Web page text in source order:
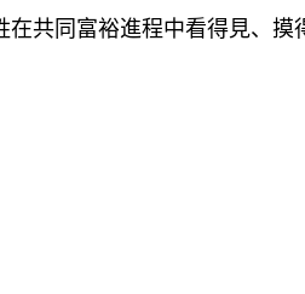
在共同富裕進程中看得見、摸